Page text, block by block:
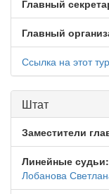
Главный
Главный
Ссылка на этот
Штат
Заместители
Линейные судьи:
Лобанова